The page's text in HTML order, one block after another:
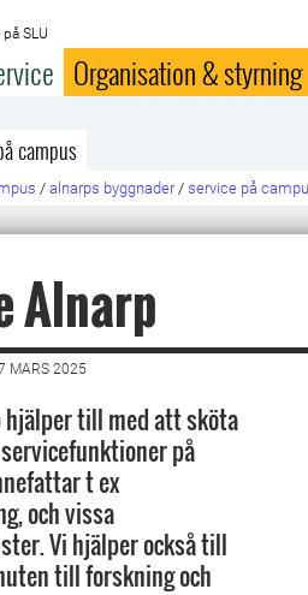
SLU
Organisation & styrning
campus
/ alnarps byggnader / service på
Alnarp
MARS 2025
hjälper till med att sköta
på
t ex
och vissa
Vi hjälper också till
till forskning och